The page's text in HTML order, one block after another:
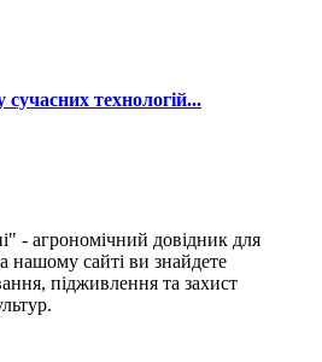
технологій...
- агрономічний довідник для
нашому сайті ви знайдете
підживлення та захист